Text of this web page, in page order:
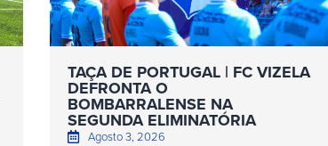
TAÇA DE PORTUGAL | FC VIZELA
DEFRONTA O
BOMBARRALENSE NA
SEGUNDA ELIMINATÓRIA
Agosto 3, 2026